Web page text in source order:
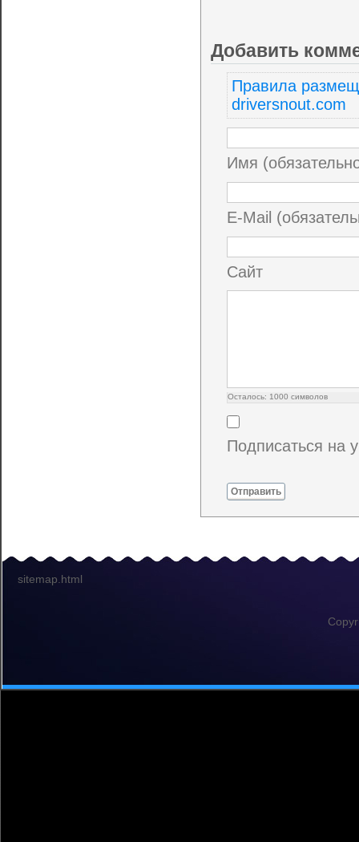
Добавить
Правила
driversnout.com
Имя
E-Mail
Сайт
Осталось: 1000 символов
Подписаться на
Отправить
sitemap.html